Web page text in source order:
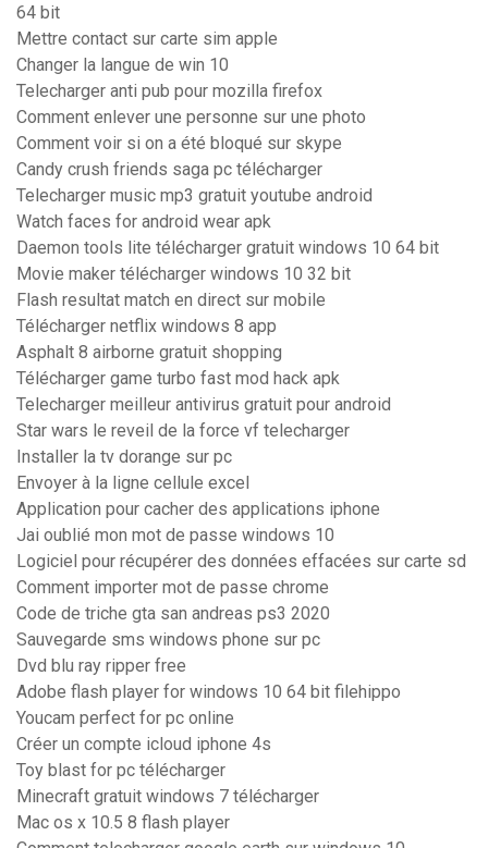
64 bit
Mettre contact sur carte sim apple
Changer la langue de win 10
Telecharger anti pub pour mozilla firefox
Comment enlever une personne sur une photo
Comment voir si on a été bloqué sur skype
Candy crush friends saga pc télécharger
Telecharger music mp3 gratuit youtube android
Watch faces for android wear apk
Daemon tools lite télécharger gratuit windows 10 64 bit
Movie maker télécharger windows 10 32 bit
Flash resultat match en direct sur mobile
Télécharger netflix windows 8 app
Asphalt 8 airborne gratuit shopping
Télécharger game turbo fast mod hack apk
Telecharger meilleur antivirus gratuit pour android
Star wars le reveil de la force vf telecharger
Installer la tv dorange sur pc
Envoyer à la ligne cellule excel
Application pour cacher des applications iphone
Jai oublié mon mot de passe windows 10
Logiciel pour récupérer des données effacées sur carte sd
Comment importer mot de passe chrome
Code de triche gta san andreas ps3 2020
Sauvegarde sms windows phone sur pc
Dvd blu ray ripper free
Adobe flash player for windows 10 64 bit filehippo
Youcam perfect for pc online
Créer un compte icloud iphone 4s
Toy blast for pc télécharger
Minecraft gratuit windows 7 télécharger
Mac os x 10.5 8 flash player